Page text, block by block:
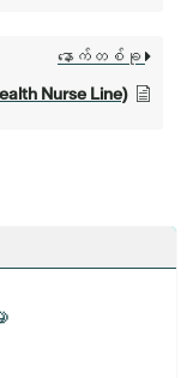
နောက်တစ်ခု
Nurse Line)